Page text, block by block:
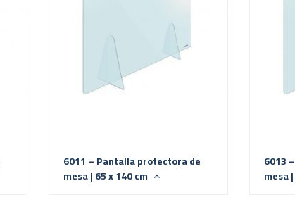
6011 – Pantalla protectora de
mesa | 65 x 140 cm
6013
mesa